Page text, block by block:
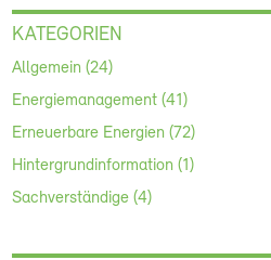
KATEGORIEN
Allgemein (24)
Energiemanagement (41)
Erneuerbare Energien (72)
Hintergrundinformation (1)
Sachverständige (4)